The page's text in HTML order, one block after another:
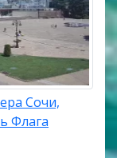
Сочи,
Флага